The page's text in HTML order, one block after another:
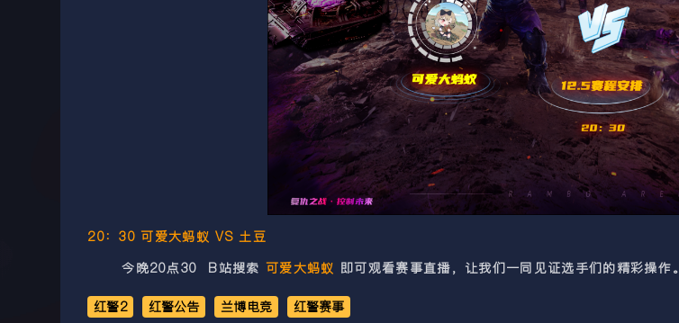
20：30 可爱大蚂蚁 VS 土豆
今晚20点30 B站搜索 可爱大蚂蚁 即可观看赛事直播，让我们一同见证选手们的精彩操作。
红警2 红警公告 兰博电竞 红警赛事